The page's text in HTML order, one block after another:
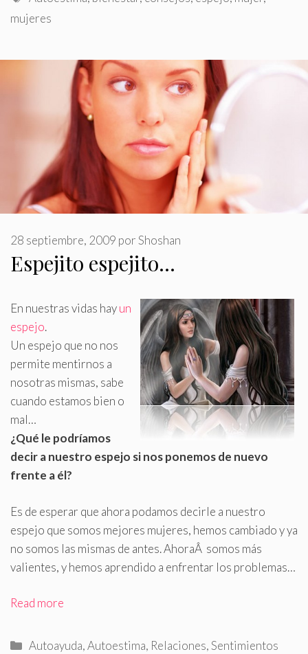
mujeres
Espejito espejito…
28 septiembre, 2009 porShoshan
En nuestras vidas hayun
espejo.
Un espejo que no nos
permite mentirnos a
nosotras mismas, sabe
cuando estamos bien o
mal…
¿Qué le podríamos
decir a nuestro espejo si nos ponemos de nuevo
frente a él?
Es de esperar que ahora podamos decirle a nuestro
espejo que somos mejores mujeres, hemos cambiado y ya
no somos las mismas de antes. AhoraÂ somos más
valientes, y hemos aprendido a enfrentar los problemas…
Read more
Categorías
Autoayuda,Autoestima, Relaciones,Sentimientos